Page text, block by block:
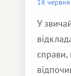
У
справи,